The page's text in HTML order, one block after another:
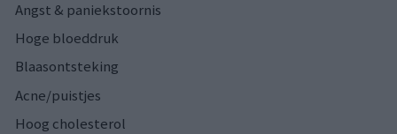
Angst & paniekstoornis
Hoge bloeddruk
Blaasontsteking
Acne/puistjes
Hoog cholesterol